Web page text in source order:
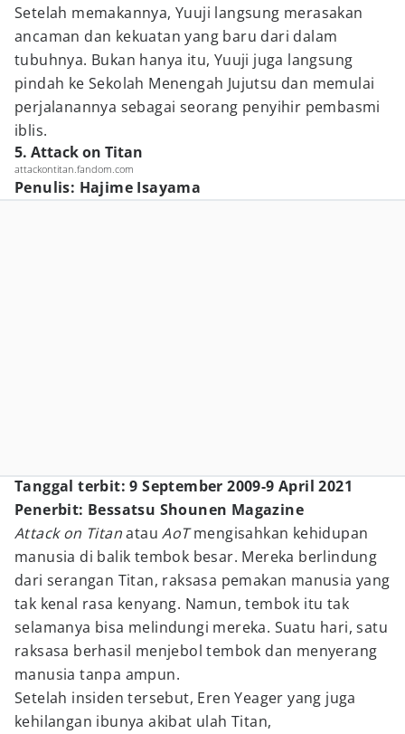
Setelah memakannya, Yuuji langsung merasakan
ancaman dan kekuatan yang baru dari dalam
tubuhnya. Bukan hanya itu, Yuuji juga langsung
pindah ke Sekolah Menengah Jujutsu dan memulai
perjalanannya sebagai seorang penyihir pembasmi
iblis.
5. Attack on Titan
attackontitan.fandom.com
Penulis: Hajime Isayama
Tanggal terbit: 9 September 2009-9 April 2021
Penerbit: Bessatsu Shounen Magazine
Attack on TitanatauAoTmengisahkan kehidupan
manusia di balik tembok besar. Mereka berlindung
dari serangan Titan, raksasa pemakan manusia yang
tak kenal rasa kenyang. Namun, tembok itu tak
selamanya bisa melindungi mereka. Suatu hari, satu
raksasa berhasil menjebol tembok dan menyerang
manusia tanpa ampun.
Setelah insiden tersebut, Eren Yeager yang juga
kehilangan ibunya akibat ulah Titan,